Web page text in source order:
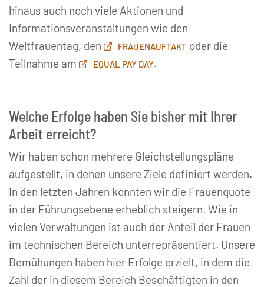
hinaus auch noch viele Aktionen und
Informationsveranstaltungen wie den
Weltfrauentag, den
FRAUENAUFTAKT oder die
Teilnahme am
EQUAL PAY DAY.
Welche Erfolge haben Sie bisher mit Ihrer
Arbeit erreicht?
Wir haben schon mehrere Gleichstellungspläne
aufgestellt, in denen unsere Ziele definiert werden.
In den letzten Jahren konnten wir die Frauenquote
in der Führungsebene erheblich steigern. Wie in
vielen Verwaltungen ist auch der Anteil der Frauen
im technischen Bereich unterrepräsentiert. Unsere
Bemühungen haben hier Erfolge erzielt, in dem die
Zahl der in diesem Bereich Beschäftigten in den